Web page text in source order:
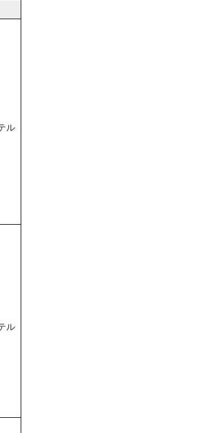
ル
ル